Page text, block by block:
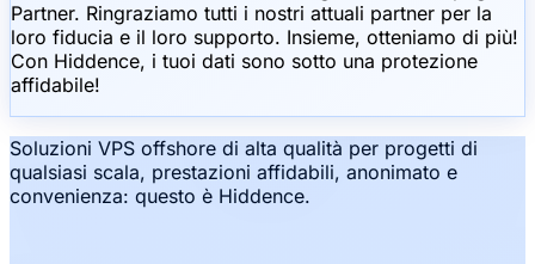
Partner. Ringraziamo tutti i nostri attuali partner per la
loro fiducia e il loro supporto. Insieme, otteniamo di più!
Con Hiddence, i tuoi dati sono sotto una protezione
affidabile!
Soluzioni VPS offshore di alta qualità per progetti di
qualsiasi scala, prestazioni affidabili, anonimato e
convenienza: questo è Hiddence.